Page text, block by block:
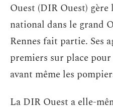
Ouest (DIR Ouest)
national dans le grand
Rennes fait partie. Ses
premiers sur place
avant même les
La DIR Ouest a elle-